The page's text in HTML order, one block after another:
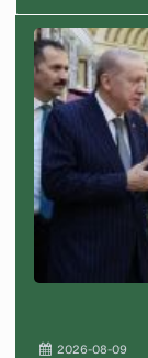
2026-08-09